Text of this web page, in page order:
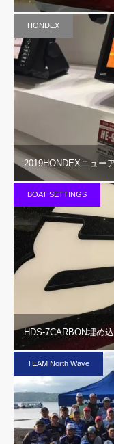
HONDEX
2019HONDEXニュー
BOAT SETTINGS
HDS-7CARBON埋め
TEAM North Wave